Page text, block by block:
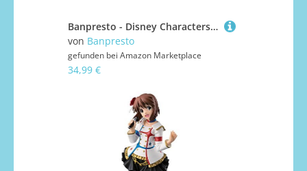
Banpresto - Disney Characters - Belle (Country Style)(Version A), Bandai Spirits Q Posket Stories
von Banpresto
gefunden bei Amazon Marketplace
34,99 €